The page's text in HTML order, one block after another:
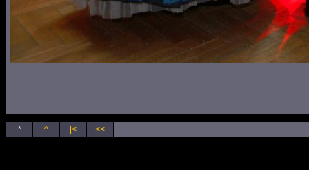
* ^ |< <<